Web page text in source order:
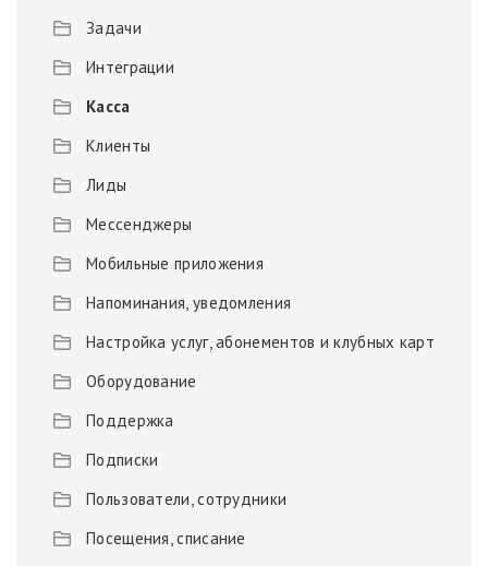
Задачи
Интеграции
Касса
Клиенты
Лиды
Мессенджеры
Мобильные приложения
Напоминания, уведомления
Настройка услуг, абонементов и клубных карт
Оборудование
Поддержка
Подписки
Пользователи, сотрудники
Посещения, списание